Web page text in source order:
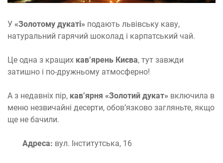
У «Золотому дукаті» подають львівську каву,
натуральний гарячий шоколад і карпатський чай.
Це одна з кращих кав’ярень Києва, тут завжди
затишно і по-дружньому атмосферно!
А з недавніх пір, кав’ярня «Золотий дукат» включила в
меню незвичайні десерти, обов’язково загляньте, якщо
ще не бачили.
Адреса: вул. Інститутська, 16